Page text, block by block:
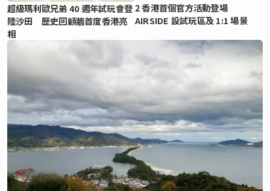
超級瑪利歐兄弟 40 週年試玩會登
陸沙田 歷史回顧牆首度香港亮
相
2 香港首個官方活動登場
AIRSIDE 設試玩區及 1:1 場景